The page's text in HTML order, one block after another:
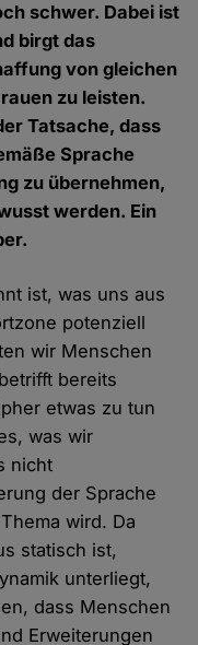
schwer. Dabei ist
birgt das
von gleichen
zu leisten.
Tatsache, dass
Sprache
zu übernehmen,
werden. Ein
ist, was uns aus
potenziell
wir Menschen
bereits
etwas zu tun
was wir
nicht
der Sprache
wird. Da
statisch ist,
unterliegt,
dass Menschen
Erweiterungen